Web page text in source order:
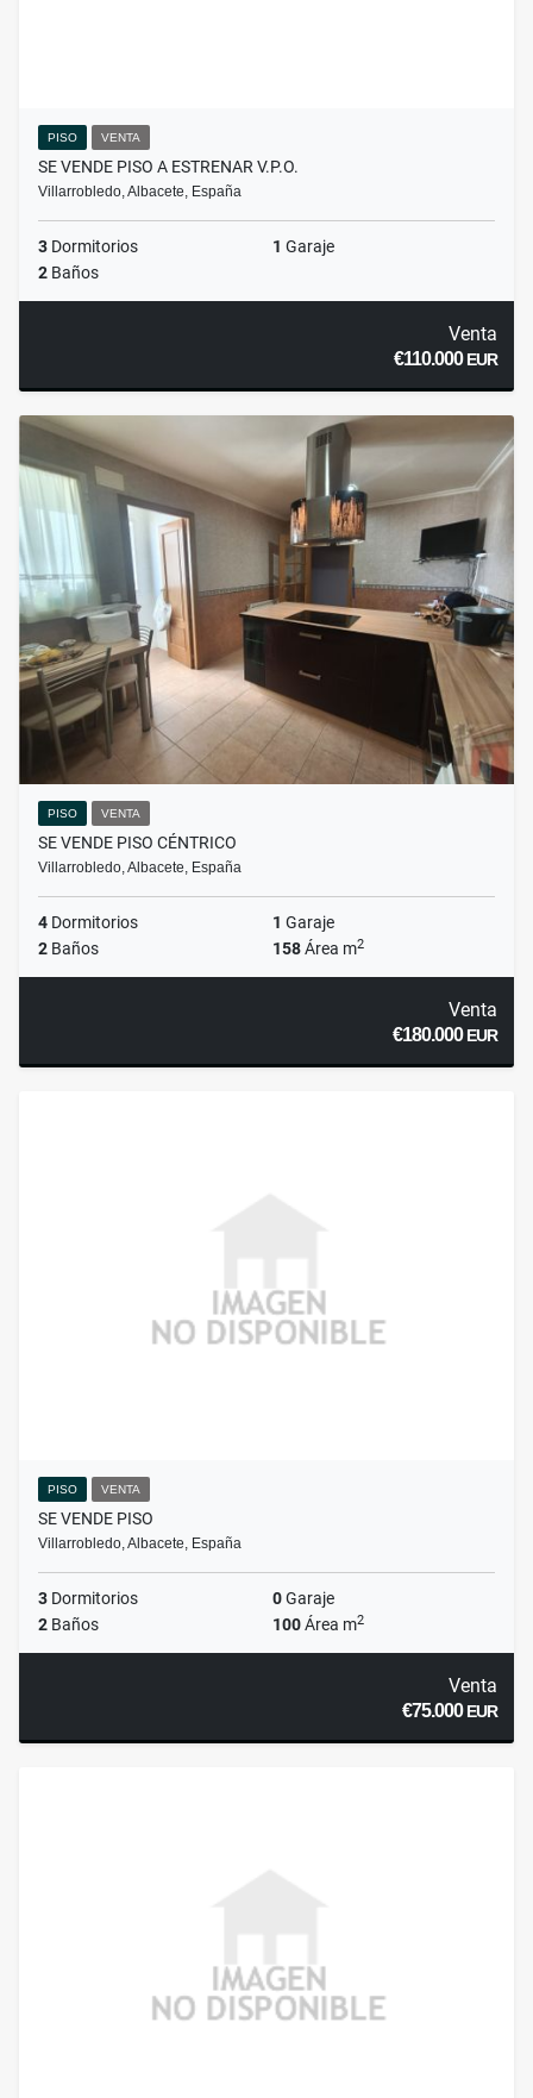
PISO VENTA
SE VENDE PISO A ESTRENAR V.P.O.
Villarrobledo, Albacete, España
3 Dormitorios 1 Garaje
2 Baños
Venta
€110.000EUR
PISO VENTA
SE VENDE PISO CÉNTRICO
Villarrobledo, Albacete, España
4 Dormitorios 1 Garaje
2 Baños 158Área m2
Venta
€180.000EUR
PISO VENTA
SE VENDE PISO
Villarrobledo, Albacete, España
3 Dormitorios 0Garaje
2 Baños 100Área m2
Venta
€75.000EUR